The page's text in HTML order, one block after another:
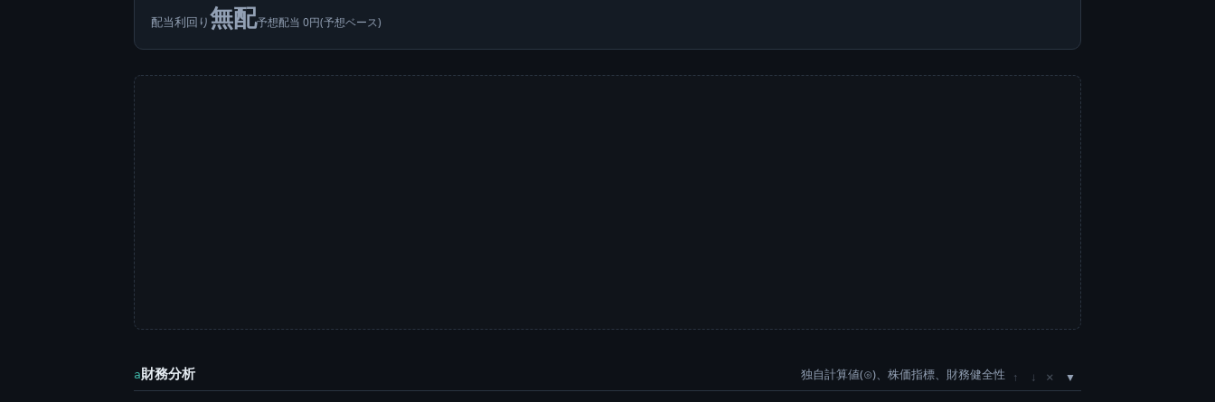
配当利回り無配予想配当 0円(予想ベース)
a財務分析 独自計算値(⊙)、株価指標、財務健全性 ↑ ↓ ×